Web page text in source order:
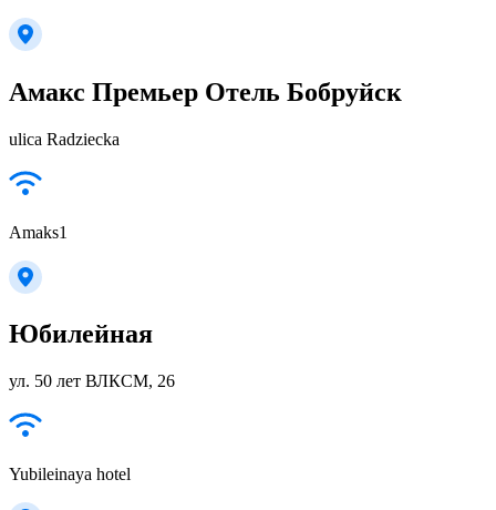
Амакс Премьер Отель Бобруйск
ulica Radziecka
Amaks1
Юбилейная
ул. 50 лет ВЛКСМ, 26
Yubileinaya hotel